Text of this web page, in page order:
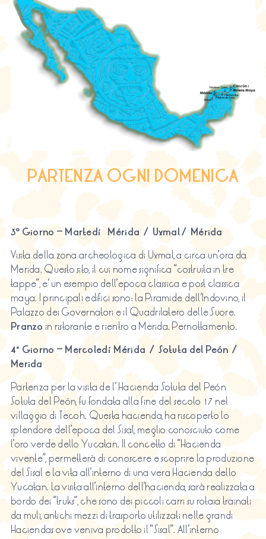
PARTENZA OGNI DOMENICA
3º Giorno – MartedíMérida / Uxmal / Mérida
Visita della zona archeologica di Uxmal, a circa un’ora da
Merida. Questo sito, il cui nome significa “costruita in tre
tappe”, e’ un esempio dell’epoca classica e post classica
maya. I principali edifici sono: la Piramide dell’Indovino, il
Palazzo dei Governatori e il Quadrilatero delle Suore.
Pranzo in ristorante e rientro a Merida. Pernottamento.
4° Giorno – MercoledíMérida / Sotuta del Peón /
Merida
Partenza per la visita de l’ Hacienda Sotuta del Peón
Sotuta del Peón, fu fondata alla fine del secolo 17 nel
villaggio di Tecoh. Questa hacienda, ha riscoperto lo
splendore dell’epoca del Sisal, meglio conosciuto come
l’oro verde dello Yucatan. Il concetto di “Hacienda
vivente”, permetterà di conoscere e scoprire la produzione
del Sisal e la vita all’interno di una vera Hacienda dello
Yucatan. La visita all’interno dell’hacienda, sarà realizzata a
bordo dei “truks”, che sono dei piccoli carri su rotaia trainati
da muli, antichi mezzi di trasporto utilizzati nelle grandi
Haciendas ove veniva prodotto il “Sisal”. All’interno